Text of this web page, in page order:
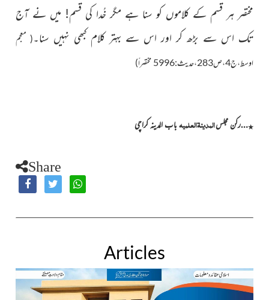
مختصر ہر قسم کے کلاموں کو سنا ہے مگر خُدا کی قسم! میں نے آج
تک اس سے بڑھ کر اور اس سے بہتر کلام کبھی نہیں سنا۔( معجم
اوسط،ج4،ص283،حدیث:5996 مختصراً)
٭…رکن مجلسالمدینۃالعلمیہ باب المدینہ کراچی
Share
Articles